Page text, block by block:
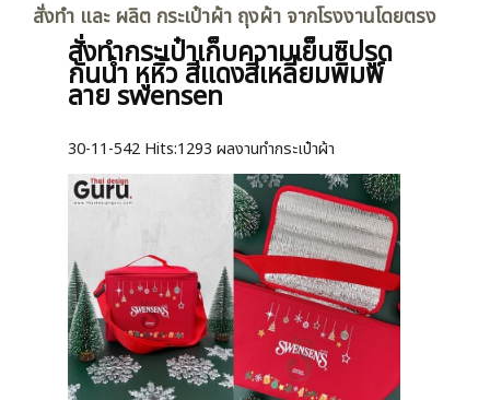
สั่งทำ และ ผลิต กระเป๋าผ้า ถุงผ้า จากโรงงานโดยตรง
สั่งทำกระเป๋าเก็บความเย็นซิปรูด
กันน้ำ หูหิ้ว สีแดงสี่เหลี่ยมพิมพ์
ลาย swensen
30-11-542 Hits:1293 ผลงานทำกระเป๋าผ้า